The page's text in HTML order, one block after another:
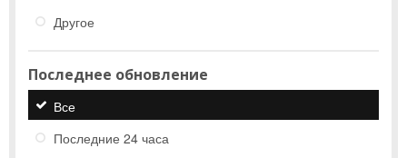
Другое
Последнее обновление
Все
Последние 24 часа